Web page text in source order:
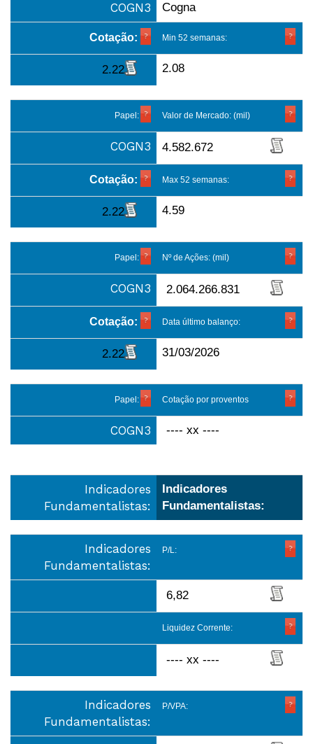
COGN3 Cogna
Cotação: Min 52 semanas:
2.22 2.08
Papel: Valor de Mercado: (mil)
COGN3 4.582.672
Cotação: Max 52 semanas:
2.22 4.59
Papel: Nº de Ações: (mil)
COGN3 2.064.266.831
Cotação: Data último balanço:
2.22 31/03/2026
Papel: Cotação por proventos
COGN3 ---- xx ----
Indicadores
Fundamentalistas:
Indicadores
Fundamentalistas:
Indicadores
Fundamentalistas:
P/L:
6,82
Liquidez Corrente:
---- xx ----
Indicadores
Fundamentalistas:
P/VPA: